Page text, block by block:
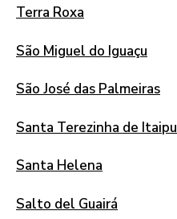
Terra Roxa
São Miguel do Iguaçu
São José das Palmeiras
Santa Terezinha de Itaipu
Santa Helena
Salto del Guairá